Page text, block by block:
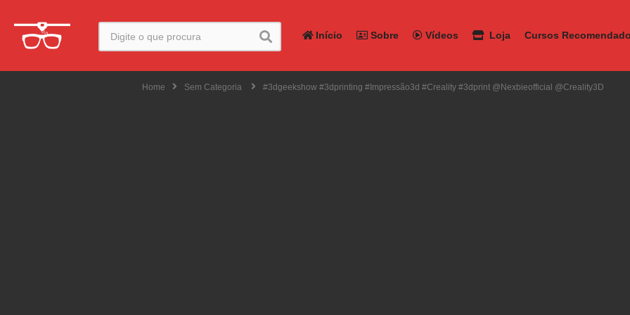
Início Sobre Vídeos Loja Cursos
Home Sem Categoria #3dgeekshow #3dprinting #impressão3d #creality #3dprint @Nexbieofficial @Creality3D